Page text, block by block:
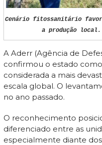
Cenário fitossanitário
a produção
A Aderr (Agência de
confirmou o estado
considerada a mais
escala global. O
no ano passado.
O reconhecimento
diferenciado entre as
especialmente diante